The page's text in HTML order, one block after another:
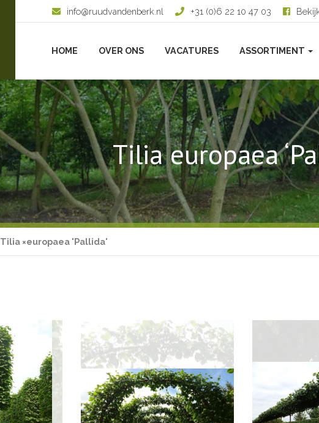
info@ruudvandenberk.nl +31 (0)6 22 10 47 03
HOME OVER ONS VACATURES ASSORTIMENT
Tilia europaea
Tilia ×europaea 'Pallida'